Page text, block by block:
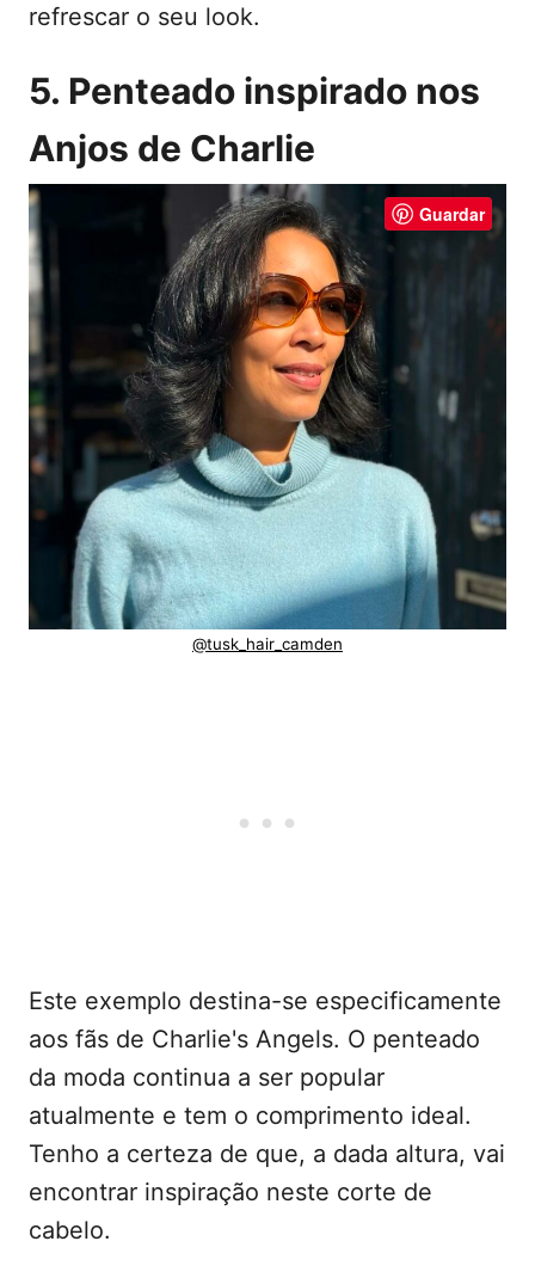
refrescar o seu look.
5. Penteado inspirado nos
Anjos de Charlie
Guardar
@tusk_hair_camden
Este exemplo destina-se especificamente
aos fãs de Charlie's Angels. O penteado
da moda continua a ser popular
atualmente e tem o comprimento ideal.
Tenho a certeza de que, a dada altura, vai
encontrar inspiração neste corte de
cabelo.